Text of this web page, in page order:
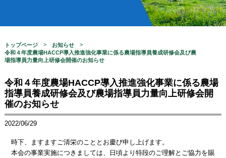
トップページ
お知らせ
令和４年度農場HACCP導入推進強化事業に係る農場指導員養成研修会及び農
場指導員力量向上研修会開催のお知らせ
令和４年度農場HACCP導入推進強化事業に係る農場
指導員養成研修会及び農場指導員力量向上研修会開
催のお知らせ
2022/06/29
時下、ますますご清栄のこととお慶び申し上げます。
本会の事業実施につきましては、日頃より特段のご理解とご協力を賜